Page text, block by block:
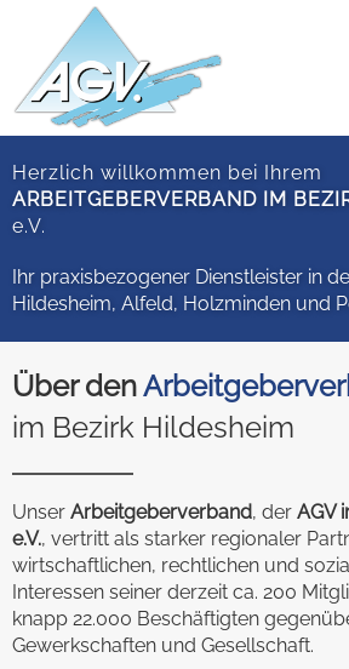
Herzlich willkommen bei Ihrem
ARBEITGEBERVERBAND IM
e.V.
Ihr praxisbezogener Dienstleister in
Hildesheim, Alfeld, Holzminden und
Über den
im Bezirk Hildesheim
Unser Arbeitgeberverband, der AGV
e.V., vertritt als starker regionaler
wirtschaftlichen, rechtlichen und
Interessen seiner derzeit ca. 200
knapp 22.000 Beschäftigten
Gewerkschaften und Gesellschaft.